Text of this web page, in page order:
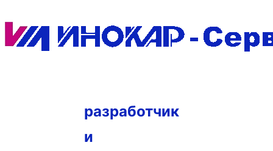
разработчик
и